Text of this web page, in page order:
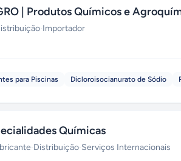
| Produtos Químicos e
·Importador
para Piscinas Dicloroisocianurato de Sódio
Químicas
·Distribuição·Serviços Internacionais